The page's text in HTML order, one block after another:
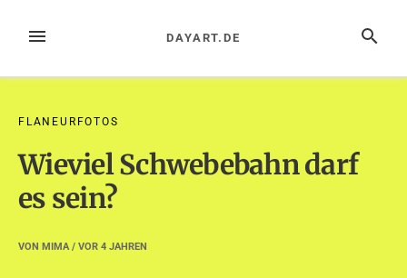
InhaltMENÜ SUCHE
DAYART.DE
FLANEURFOTOS
Wieviel Schwebebahn darf
es sein?
VON MIMA/ VOR 4 JAHREN